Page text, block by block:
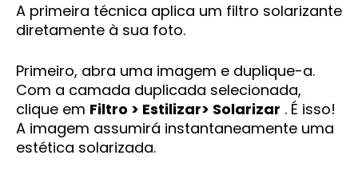
A primeira técnica aplica um filtro solarizante
diretamente à sua foto.
Primeiro, abra uma imagem e duplique-a.
Com a camada duplicada selecionada,
clique em Filtro > Estilizar> Solarizar . É isso!
A imagem assumirá instantaneamente uma
estética solarizada.